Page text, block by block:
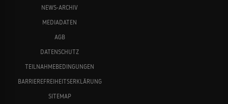
NEWS-ARCHIV
MEDIADATEN
AGB
DATENSCHUTZ
TEILNAHMEBEDINGUNGEN
BARRIEREFREIHEITSERKLÄRUNG
SITEMAP